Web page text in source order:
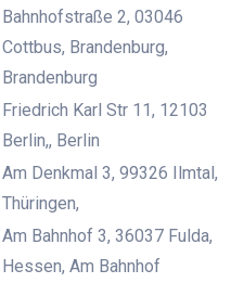
Bahnhofstraße 2, 03046
Cottbus, Brandenburg,
Brandenburg
Friedrich Karl Str 11, 12103
Berlin,, Berlin
Am Denkmal 3, 99326 Ilmtal,
Thüringen,
Am Bahnhof 3, 36037 Fulda,
Hessen, Am Bahnhof